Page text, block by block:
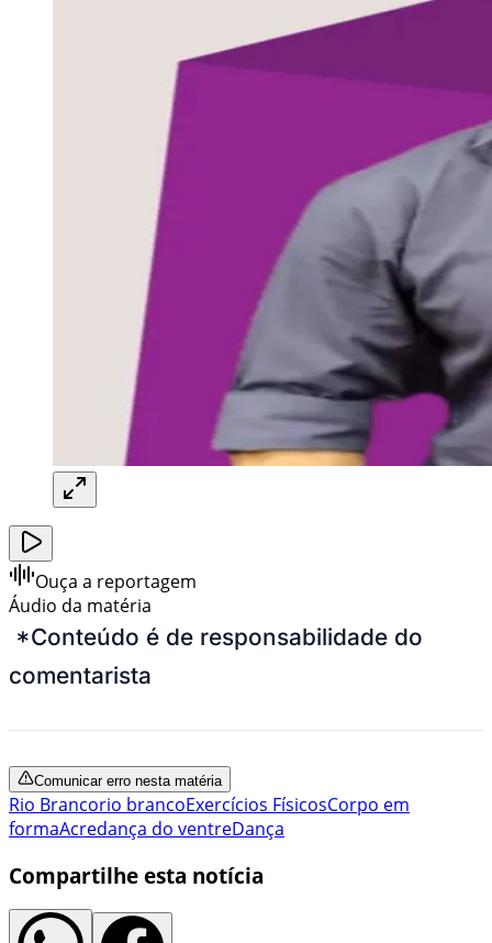
Ouça a reportagem
Áudio da matéria
*Conteúdo é de responsabilidade do
comentarista
Comunicar erro nesta matéria
Rio Brancorio brancoExercícios FísicosCorpo em
formaAcredança do ventreDança
Compartilhe esta notícia